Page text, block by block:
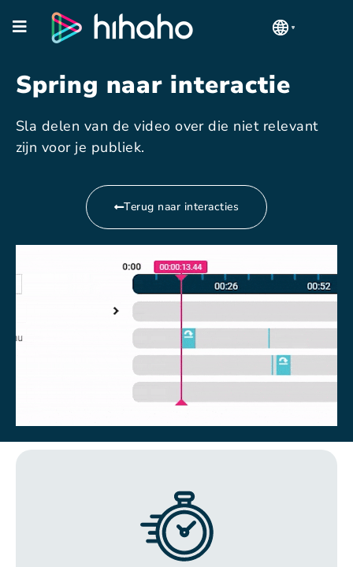
Spring naar interactie
Sla delen van de video over die niet relevant
zijn voor je publiek.
Terug naar interacties